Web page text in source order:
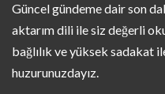
Güncel gündeme dair son
aktarım dili ile siz değerli
bağlılık ve yüksek sadakat
huzurunuzdayız.